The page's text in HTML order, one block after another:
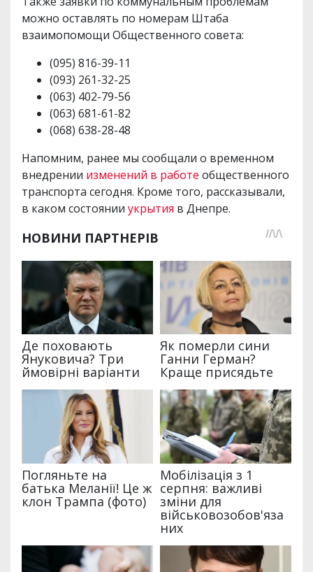
можно оставлять по номерам Штаба
взаимопомощи Общественного совета:
(095) 816-39-11
(093) 261-32-25
(063) 402-79-56
(063) 681-61-82
(068) 638-28-48
Напомним, ранее мы сообщали о временном
внедрении изменений в работе общественного
транспорта сегодня. Кроме того, рассказывали,
в каком состоянии укрытия в Днепре.